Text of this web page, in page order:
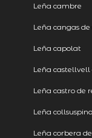
Leña cambre
Leña cangas
Leña capolat
Leña
Leña castro de
Leña collsuspina
Leña corbera